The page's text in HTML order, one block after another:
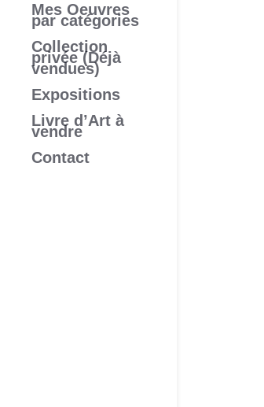
Mes Oeuvres
par catégories
Collection
privée (Déjà
vendues)
Expositions
Livre d’Art à
vendre
Contact